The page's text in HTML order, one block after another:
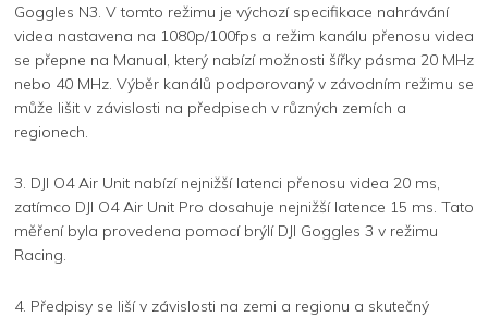
Goggles N3. V tomto režimu je výchozí specifikace nahrávání
videa nastavena na 1080p/100fps a režim kanálu přenosu videa
se přepne na Manual, který nabízí možnosti šířky pásma 20 MHz
nebo 40 MHz. Výběr kanálů podporovaný v závodním režimu se
může lišit v závislosti na předpisech v různých zemích a
regionech.
3. DJI O4 Air Unit nabízí nejnižší latenci přenosu videa 20 ms,
zatímco DJI O4 Air Unit Pro dosahuje nejnižší latence 15 ms. Tato
měření byla provedena pomocí brýlí DJI Goggles 3 v režimu
Racing.
4. Předpisy se liší v závislosti na zemi a regionu a skutečný